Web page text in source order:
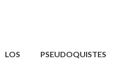
PSEUDOQUISTES